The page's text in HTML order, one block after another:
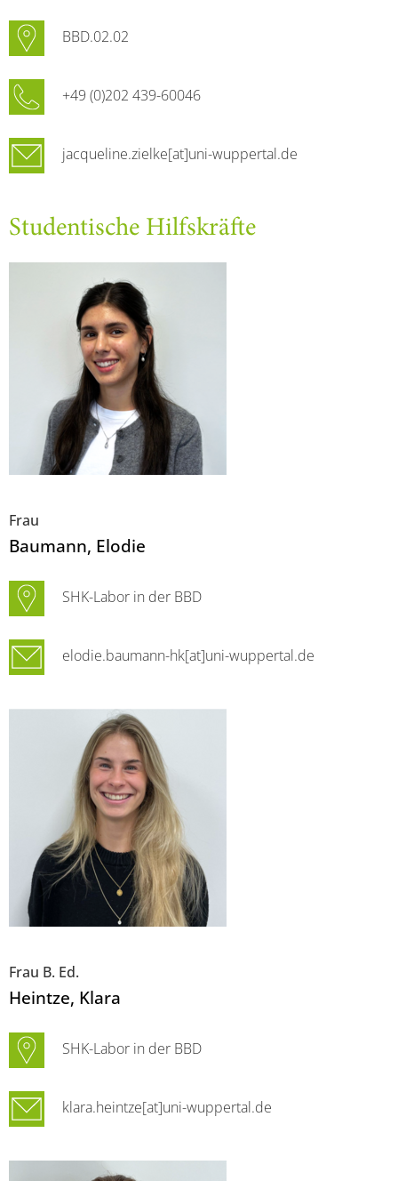
BBD.02.02
+49 (0)202 439-60046
jacqueline.zielke[at]uni-wuppertal.de
Studentische Hilfskräfte
Frau
Baumann, Elodie
SHK-Labor in der BBD
elodie.baumann-hk[at]uni-wuppertal.de
Frau B. Ed.
Heintze, Klara
SHK-Labor in der BBD
klara.heintze[at]uni-wuppertal.de